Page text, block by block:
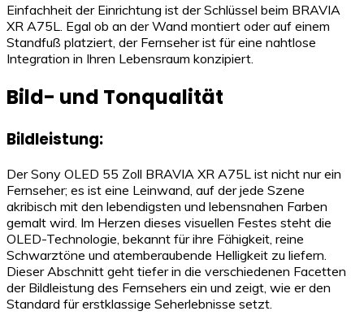
Einfachheit der Einrichtung ist der Schlüssel beim BRAVIA
XR A75L. Egal ob an der Wand montiert oder auf einem
Standfuß platziert, der Fernseher ist für eine nahtlose
Integration in Ihren Lebensraum konzipiert.
Bild- und Tonqualität
Bildleistung:
Der Sony OLED 55 Zoll BRAVIA XR A75L ist nicht nur ein
Fernseher; es ist eine Leinwand, auf der jede Szene
akribisch mit den lebendigsten und lebensnahen Farben
gemalt wird. Im Herzen dieses visuellen Festes steht die
OLED-Technologie, bekannt für ihre Fähigkeit, reine
Schwarztöne und atemberaubende Helligkeit zu liefern.
Dieser Abschnitt geht tiefer in die verschiedenen Facetten
der Bildleistung des Fernsehers ein und zeigt, wie er den
Standard für erstklassige Seherlebnisse setzt.